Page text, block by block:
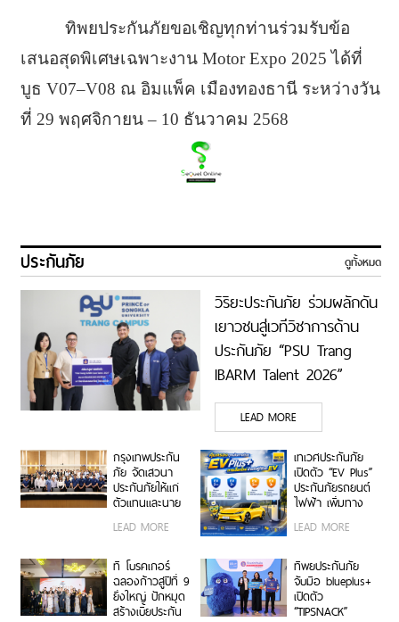
ทิพยประกันภัยขอเชิญทุกท่านร่วมรับข้อ
เสนอสุดพิเศษเฉพาะงาน Motor Expo 2025 ได้ที่
บูธ V07–V08 ณ อิมแพ็ค เมืองทองธานี ระหว่างวัน
ที่ 29 พฤศจิกายน – 10 ธันวาคม 2568
ประกันภัย ดูทั้งหมด
วิริยะประกันภัย ร่วมผลักดัน
เยาวชนสู่เวทีวิชาการด้าน
ประกันภัย “PSU Trang
IBARM Talent 2026”
ม.อ.ตรัง
LEAD MORE
กรุงเทพประกัน
ภัย จัดเสวนา
ประกันภัยให้แก่
ตัวแทนและนาย
วินาศภัย เสริม
ประกันภัยให้
แข็งแกร่งยิ่งขึ้น
LEAD MORE
เทเวศประกันภัย
เปิดตัว “EV Plus”
ประกันภัยรถยนต์
ไฟฟ้า เพิ่มทาง
คุ้มครองสำหรับผู้
LEAD MORE
ที โบรคเกอร์
ฉลองก้าวสู่ปีที่ 9
ยิ่งใหญ่ ปักหมุด
สร้างเบี้ยประกัน
ทิพยประกันภัย
จับมือ blueplus+
เปิดตัว
“TIPSNACK”